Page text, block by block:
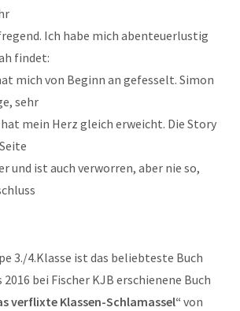
Ich habe mich abenteuerlustig
findet:
mich von Beginn an gefesselt. Simon
sehr
mein Herz gleich erweicht. Die Story
und ist auch verworren, aber nie so,
3./4.Klasse ist das beliebteste Buch
bei Fischer KJB erschienene Buch
verflixte Klassen-Schlamassel“ von